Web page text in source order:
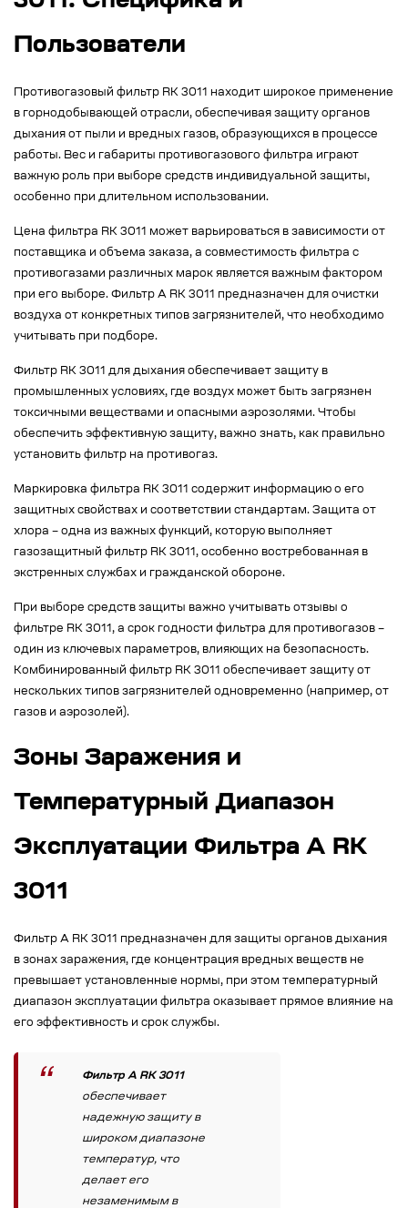
Пользователи
Противогазовый фильтр RK 3011 находит широкое применение
в горнодобывающей отрасли, обеспечивая защиту органов
дыхания от пыли и вредных газов, образующихся в процессе
работы. Вес и габариты противогазового фильтра играют
важную роль при выборе средств индивидуальной защиты,
особенно при длительном использовании.
Цена фильтра RK 3011 может варьироваться в зависимости от
поставщика и объема заказа, а совместимость фильтра с
противогазами различных марок является важным фактором
при его выборе. Фильтр A RK 3011 предназначен для очистки
воздуха от конкретных типов загрязнителей, что необходимо
учитывать при подборе.
Фильтр RK 3011 для дыхания обеспечивает защиту в
промышленных условиях, где воздух может быть загрязнен
токсичными веществами и опасными аэрозолями. Чтобы
обеспечить эффективную защиту, важно знать, как правильно
установить фильтр на противогаз.
Маркировка фильтра RK 3011 содержит информацию о его
защитных свойствах и соответствии стандартам. Защита от
хлора – одна из важных функций, которую выполняет
газозащитный фильтр RK 3011, особенно востребованная в
экстренных службах и гражданской обороне.
При выборе средств защиты важно учитывать отзывы о
фильтре RK 3011, а срок годности фильтра для противогазов –
один из ключевых параметров, влияющих на безопасность.
Комбинированный фильтр RK 3011 обеспечивает защиту от
нескольких типов загрязнителей одновременно (например, от
газов и аэрозолей).
Зоны Заражения и
Температурный Диапазон
Эксплуатации Фильтра А RK
3011
Фильтр A RK 3011 предназначен для защиты органов дыхания
в зонах заражения, где концентрация вредных веществ не
превышает установленные нормы, при этом температурный
диапазон эксплуатации фильтра оказывает прямое влияние на
его эффективность и срок службы.
Фильтр A RK 3011
обеспечивает
надежную защиту в
широком диапазоне
температур, что
делает его
незаменимым в